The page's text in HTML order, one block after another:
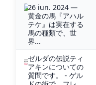
26 iun. 2024 —
黄金の馬『アハル
テケ』は実在する
馬の種類で、世
界...
ゼルダの伝説ティ
アキンについての
質問です。 - ゲル